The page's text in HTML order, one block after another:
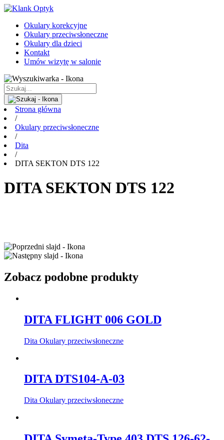
Okulary korekcyjne
Okulary przeciwsłoneczne
Okulary dla dzieci
Kontakt
Umów wizytę w salonie
Strona główna
/
Okulary przeciwsłoneczne
/
Dita
/
DITA SEKTON DTS 122
DITA SEKTON DTS 122
Zobacz podobne produkty
DITA FLIGHT 006 GOLD
Dita Okulary przeciwsłoneczne
DITA DTS104-A-03
Dita Okulary przeciwsłoneczne